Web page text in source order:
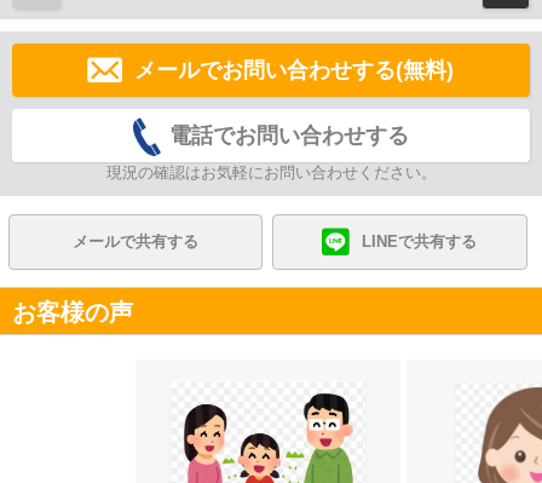
メールでお問い合わせする(無料)
電話でお問い合わせする
現況の確認はお気軽にお問い合わせください。
メールで共有する LINEで共有する
お客様の声